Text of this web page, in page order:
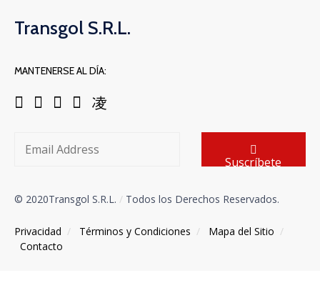
Transgol S.R.L.
MANTENERSE AL DÍA:
Suscríbete
© 2020Transgol S.R.L. / Todos los Derechos Reservados.
Privacidad / Términos y Condiciones / Mapa del Sitio /
Contacto